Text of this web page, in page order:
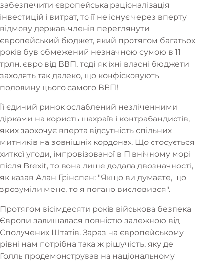
забезпечити європейська раціоналізація
інвестицій і витрат, то її не існує через вперту
відмову держав-членів переглянути
європейський бюджет, який протягом багатьох
років був обмежений незначною сумою в 11
трлн. євро від ВВП, тоді як їхні власні бюджети
заходять так далеко, що конфісковують
половину цього самого ВВП!
Її єдиний ринок ослаблений незліченними
дірками на користь шахраїв і контрабандистів,
яких заохочує вперта відсутність спільних
митників на зовнішніх кордонах. Що стосується
хиткої угоди, імпровізованої в Північному морі
після Brexit, то вона лише додала двозначності,
як казав Алан Грінспен: "Якщо ви думаєте, що
зрозуміли мене, то я погано висловився".
Протягом вісімдесяти років військова безпека
Європи залишалася повністю залежною від
Сполучених Штатів. Зараз на європейському
рівні нам потрібна така ж рішучість, яку де
Голль продемонстрував на національному